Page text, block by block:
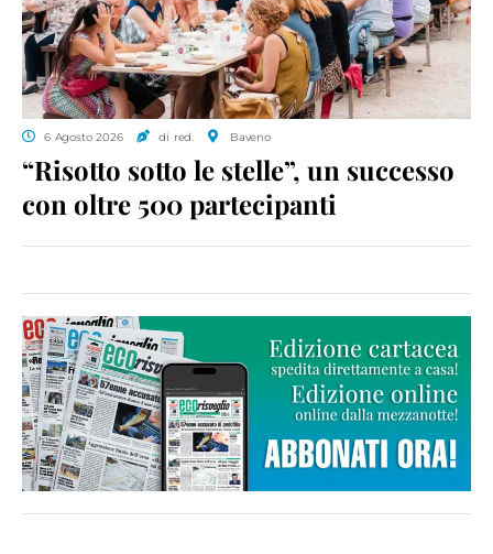
6 Agosto 2026 di red. Baveno
“Risotto sotto le stelle”, un successo
con oltre 500 partecipanti